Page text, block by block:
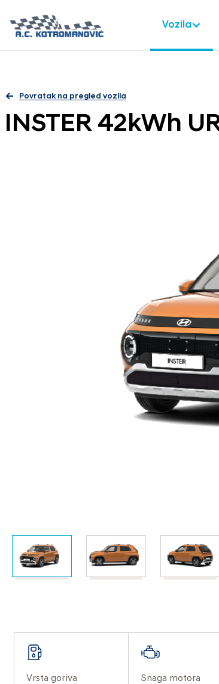
Vozila
Povratak na pregled vozila
INSTER 42kWh
Vrsta goriva Snaga motora